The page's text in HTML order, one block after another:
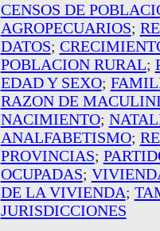
CENSOS DE
AGROPECUARIOS;
DATOS;
POBLACION RURAL;
EDAD Y SEXO;
RAZON DE
NACIMIENTO;
ANALFABETISMO;
PROVINCIAS;
OCUPADAS;
DE LA VIVIENDA;
JURISDICCIONES